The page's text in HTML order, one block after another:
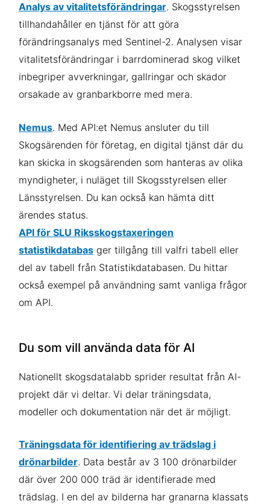
Analys av vitalitetsförändringar. Skogsstyrelsen
tillhandahåller en tjänst för att göra
förändringsanalys med Sentinel-2. Analysen visar
vitalitetsförändringar i barrdominerad skog vilket
inbegriper avverkningar, gallringar och skador
orsakade av granbarkborre med mera.
Nemus. Med API:et Nemus ansluter du till
Skogsärenden för företag, en digital tjänst där du
kan skicka in skogsärenden som hanteras av olika
myndigheter, i nuläget till Skogsstyrelsen eller
Länsstyrelsen. Du kan också kan hämta ditt
ärendes status.
API för SLU Riksskogstaxeringen
statistikdatabas ger tillgång till valfri tabell eller
del av tabell från Statistikdatabasen. Du hittar
också exempel på användning samt vanliga frågor
om API.
Du som vill använda data för AI
Nationellt skogsdatalabb sprider resultat från AI-
projekt där vi deltar. Vi delar träningsdata,
modeller och dokumentation när det är möjligt.
Träningsdata för identifiering av trädslag i
drönarbilder. Data består av 3 100 drönarbilder
där över 200 000 träd är identifierade med
trädslag. I en del av bilderna har granarna klassats